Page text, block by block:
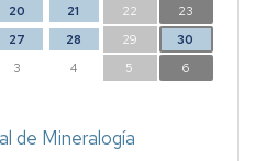
20 21 22
23
27 28 29
30
3 4 5 6
de Mineralogía